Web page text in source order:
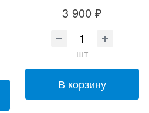
3 900 ₽
шт
В корзину